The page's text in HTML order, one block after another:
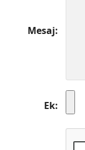
Mesaj
Ek